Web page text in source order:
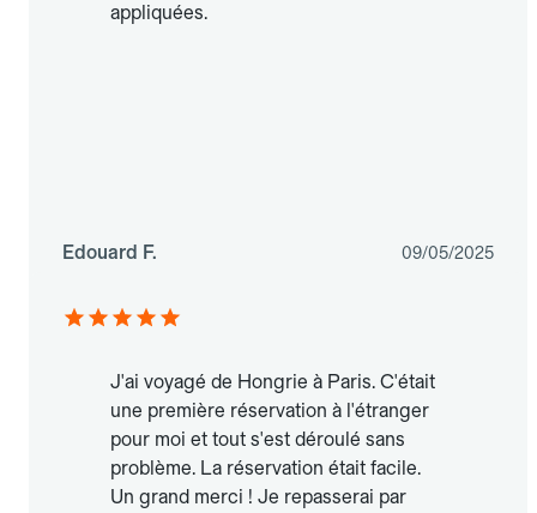
appliquées.
Edouard F. 09/05/2025
J'ai voyagé de Hongrie à Paris. C'était
une première réservation à l'étranger
pour moi et tout s'est déroulé sans
problème. La réservation était facile.
Un grand merci ! Je repasserai par